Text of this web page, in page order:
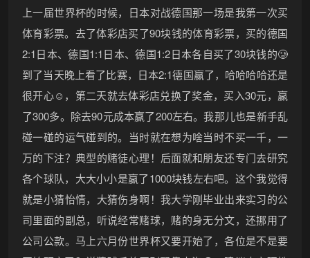
上一届世界杯的时候，日本对战德国那一场是我第一次买
体育彩票。去了体彩店买了90块钱的体育彩票，买的德国
2:1日本、德国1:1日本、德国1:2日本各自买了30块钱的🥲
到了当天晚上看了比赛，日本2:1德国赢了，哈哈哈哈还是
很开心☺️，第二天就去体彩店兑换了奖金，买入30元，赢
了300多。除去90元成本赢了200左右。我那儿也是新手乱
碰一碰的运气碰到的。当时就在想为啥当时不买一千，一
万的下注？典型的赌徒心理！后面就和朋友还专门去研究
各个球队，大大小小是赢了1000块钱左右吧。这个我觉得
就是小猜怡情，大猜伤身啊！我大学刚毕业出来实习的公
司里面的副总，听说经常赌球，赌的身无分文，还挪用了
公司公款。马上六月份世界杯又要开始了，各位是不是要